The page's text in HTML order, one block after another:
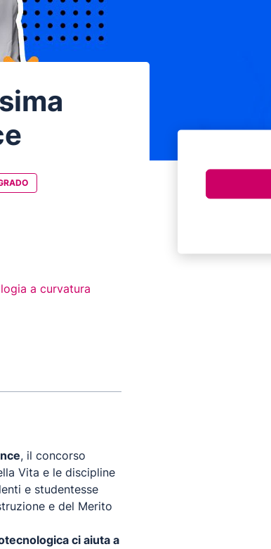
a curvatura
, il concorso
Vita e le discipline
e studentesse
e del Merito
ci aiuta a